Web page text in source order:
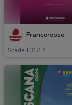
Francorosso
Scade il 31/12